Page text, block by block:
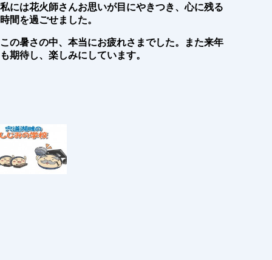
私には花火師さんお思いが目にやきつき、心に残る
時間を過ごせました。
この暑さの中、本当にお疲れさまでした。また来年
も期待し、楽しみにしています。